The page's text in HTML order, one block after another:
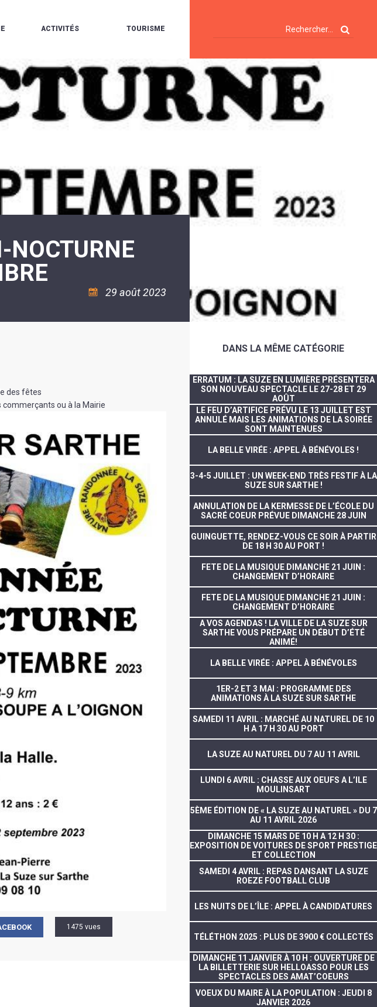
ACTIVITÉS
LA
MÉDIATHÈQUE
L'ÉCOLE
COMMUNAUTAIRE
MUSIQUE
L'ÉCOLE
COMMUNAUTAIRE
TOURISME
VOIE
VERTE
DÉCOUVERTES
LES
CARS
TENTES
ET
CARAVANES
LA
HALTE
À
LA
NOCTURNE
29 août 2023
des fêtes
commerçants ou à la Mairie
1475 vues
DANS LA MÊME CATÉGORIE
ERRATUM : LA SUZE EN LUMIÈRE PRÉSENTERA
SON NOUVEAU SPECTACLE LE 27-28 ET 29
AOÛT
LE FEU D’ARTIFICE PRÉVU LE 13 JUILLET EST
ANNULÉ MAIS LES ANIMATIONS DE LA SOIRÉE
SONT MAINTENUES
LA BELLE VIRÉE : APPEL À BÉNÉVOLES !
3-4-5 JUILLET : UN WEEK-END TRÈS FESTIF À LA
SUZE SUR SARTHE !
ANNULATION DE LA KERMESSE DE L’ÉCOLE DU
SACRÉ COEUR PRÉVUE DIMANCHE 28 JUIN
GUINGUETTE, RENDEZ-VOUS CE SOIR À PARTIR
DE 18 H 30 AU PORT !
FETE DE LA MUSIQUE DIMANCHE 21 JUIN :
CHANGEMENT D’HORAIRE
FETE DE LA MUSIQUE DIMANCHE 21 JUIN :
CHANGEMENT D’HORAIRE
A VOS AGENDAS ! LA VILLE DE LA SUZE SUR
SARTHE VOUS PRÉPARE UN DÉBUT D’ÉTÉ
ANIMÉ!
LA BELLE VIRÉE : APPEL À BÉNÉVOLES
1ER-2 ET 3 MAI : PROGRAMME DES
ANIMATIONS À LA SUZE SUR SARTHE
SAMEDI 11 AVRIL : MARCHÉ AU NATUREL DE 10
H A 17 H 30 AU PORT
LA SUZE AU NATUREL DU 7 AU 11 AVRIL
LUNDI 6 AVRIL : CHASSE AUX OEUFS A L’ILE
MOULINSART
5ÈME ÉDITION DE « LA SUZE AU NATUREL » DU 7
AU 11 AVRIL 2026
DIMANCHE 15 MARS DE 10 H A 12 H 30 :
EXPOSITION DE VOITURES DE SPORT PRESTIGE
ET COLLECTION
SAMEDI 4 AVRIL : REPAS DANSANT LA SUZE
ROEZE FOOTBALL CLUB
LES NUITS DE L’ÎLE : APPEL À CANDIDATURES
TÉLÉTHON 2025 : PLUS DE 3900 € COLLECTÉS
DIMANCHE 11 JANVIER À 10 H : OUVERTURE DE
LA BILLETTERIE SUR HELLOASSO POUR LES
SPECTACLES DES AMAT’COEURS
VOEUX DU MAIRE À LA POPULATION : JEUDI 8
JANVIER 2026